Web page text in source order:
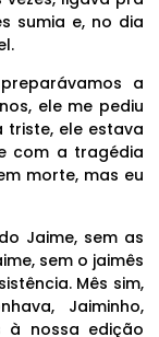
sumia e, no dia
a
ele me pediu
triste, ele estava
com a tragédia
morte, mas eu
Jaime, sem as
sem o jaimês
Mês sim,
Jaiminho,
à nossa edição